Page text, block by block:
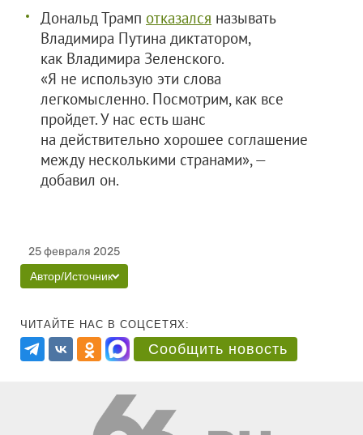
Дональд Трамп отказался называть
Владимира Путина диктатором,
как Владимира Зеленского.
«Я не использую эти слова
легкомысленно. Посмотрим, как все
пройдет. У нас есть шанс
на действительно хорошее соглашение
между несколькими странами», —
добавил он.
25 февраля 2025
Автор/Источник
ЧИТАЙТЕ НАС В СОЦСЕТЯХ:
Сообщить новость